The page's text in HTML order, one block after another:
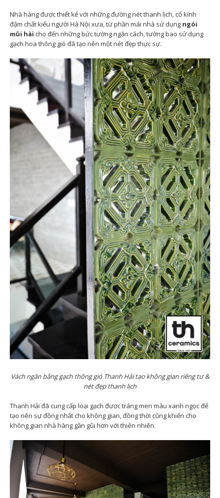
Nhà hàng được thiết kế với những đường nét thanh lịch, cổ kính
đậm chất kiểu người Hà Nội xưa, từ phần mái nhà sử dụng ngói
mũi hài cho đến những bức tường ngăn cách, tường bao sử dụng
gạch hoa thông gió đã tạo nên một nét đẹp thực sự.
Vách ngăn bằng gạch thông gió Thanh Hải tạo không gian riêng tư &
nét đẹp thanh lịch
Thanh Hải đã cung cấp loại gạch được tráng men màu xanh ngọc để
tạo nên sự đồng nhất cho không gian, đồng thời cũng khiến cho
không gian nhà hàng gần gũi hơn với thiên nhiên.